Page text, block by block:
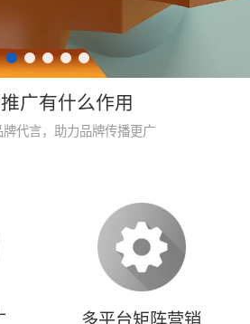
广有什么作用
牌代言，助力品牌传播更广
多平台矩阵营销